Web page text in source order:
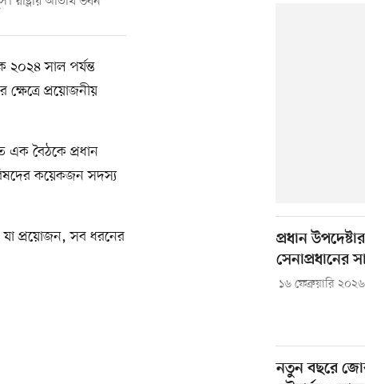
২০২৪ সাল পর্যন্ত
প্রয়োজনীয়
এক বৈঠকে প্রধান
কয়েকজন সদস্য
যা প্রয়োজন, সব ধরনের
প্রধান
সেনাপ্রধানের
১৬ ফেব্রুয়ারি ২০২৬
নতুন বছরে